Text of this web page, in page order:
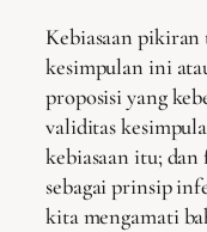
Kebiasaan
kesimpulan ini
proposisi yang
validitas
kebiasaan itu;
sebagai prinsip
kita mengamati